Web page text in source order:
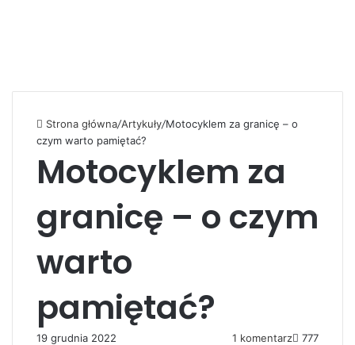
Strona główna/Artykuły/Motocyklem za granicę – o
czym warto pamiętać?
Motocyklem za
granicę – o czym
warto
pamiętać?
19 grudnia 2022 1 komentarz 777